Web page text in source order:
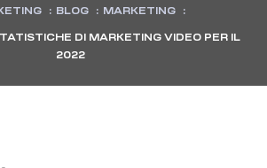
: BLOG : MARKETING :
DI MARKETING VIDEO PER IL
2022